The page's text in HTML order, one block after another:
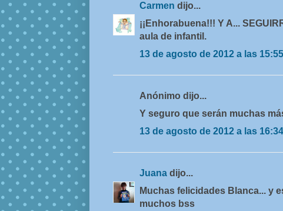
Carmen dijo...
¡¡Enhorabuena!!! Y A...
aula de infantil.
13 de agosto de 2012 a las 15:55
Anónimo dijo...
Y seguro que serán muchas
13 de agosto de 2012 a las 16:34
Juana dijo...
Muchas felicidades Blanca... y
muchos bss